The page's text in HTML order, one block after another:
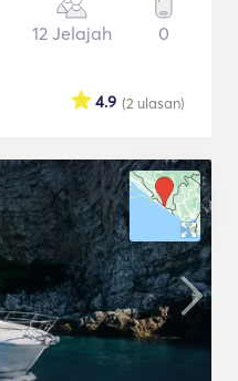
12 Jelajah 0
(2 ulasan)
4.9